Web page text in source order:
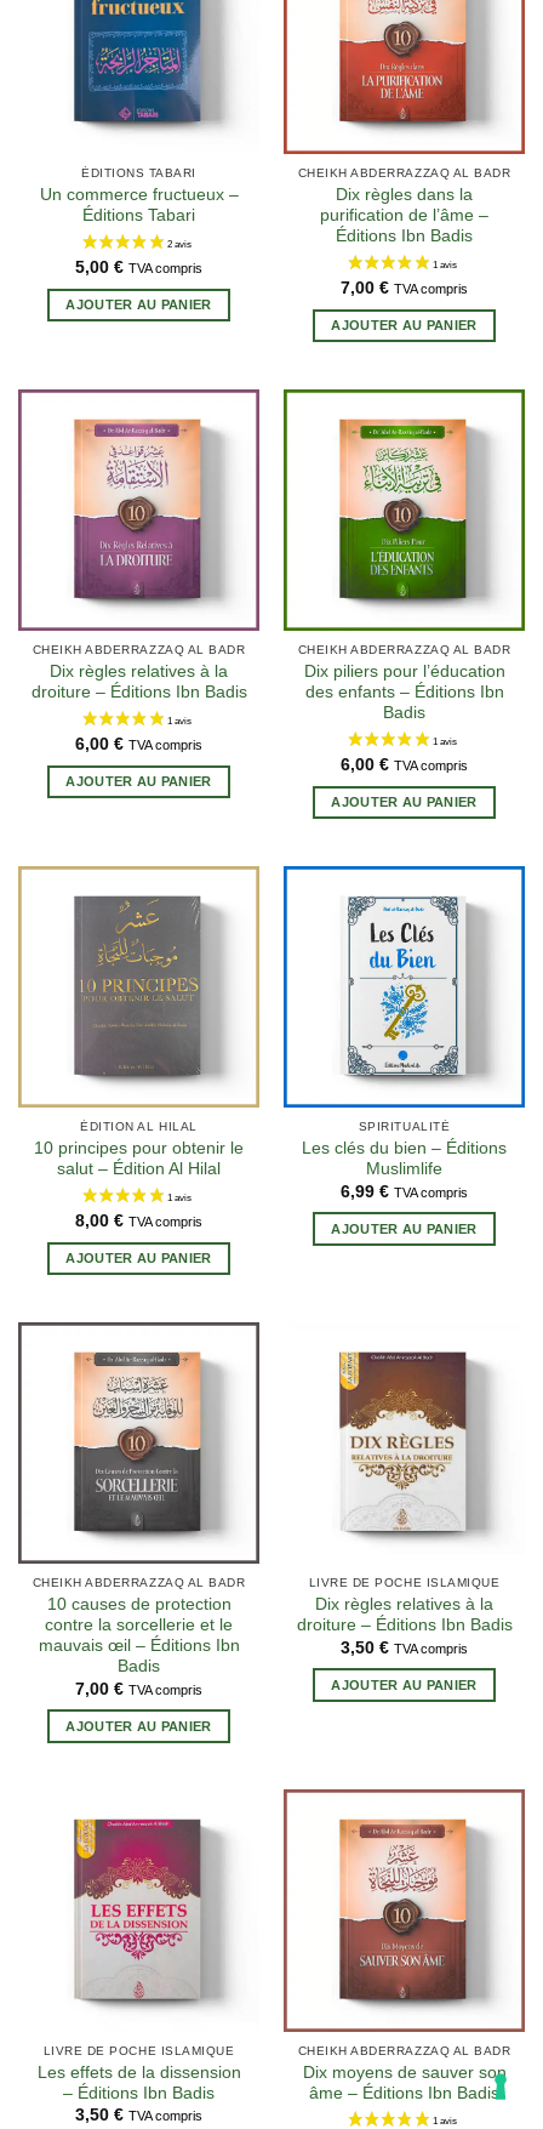
ÉDITIONS TABARI
Un commerce fructueux –
Éditions Tabari
5,00 € TVA compris
AJOUTER AU PANIER
CHEIKH ABDERRAZZAQ AL BADR
Dix règles dans la
purification de l’âme –
Éditions Ibn Badis
7,00 € TVA compris
AJOUTER AU PANIER
CHEIKH ABDERRAZZAQ AL BADR
Dix règles relatives à la
droiture – Éditions Ibn Badis
6,00 € TVA compris
AJOUTER AU PANIER
CHEIKH ABDERRAZZAQ AL BADR
Dix piliers pour l’éducation
des enfants – Éditions Ibn
Badis
6,00 € TVA compris
AJOUTER AU PANIER
ÉDITION AL HILAL
10 principes pour obtenir le
salut – Édition Al Hilal
8,00 € TVA compris
AJOUTER AU PANIER
SPIRITUALITÉ
Les clés du bien – Éditions
Muslimlife
6,99 € TVA compris
AJOUTER AU PANIER
CHEIKH ABDERRAZZAQ AL BADR
10 causes de protection
contre la sorcellerie et le
mauvais œil – Éditions Ibn
Badis
7,00 € TVA compris
AJOUTER AU PANIER
LIVRE DE POCHE ISLAMIQUE
Dix règles relatives à la
droiture – Éditions Ibn Badis
3,50 € TVA compris
AJOUTER AU PANIER
LIVRE DE POCHE ISLAMIQUE
Les effets de la dissension
– Éditions Ibn Badis
3,50 € TVA compris
CHEIKH ABDERRAZZAQ AL BADR
Dix moyens de sauver son
âme – Éditions Ibn Badis